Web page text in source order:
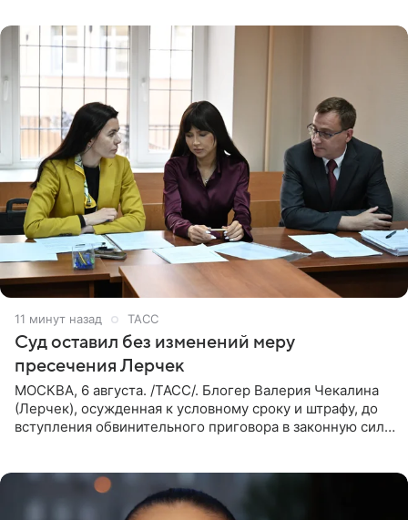
11 минут назад ТАСС
Суд оставил без изменений меру
пресечения Лерчек
МОСКВА, 6 августа. /ТАСС/. Блогер Валерия Чекалина
(Лерчек), осужденная к условному сроку и штрафу, до
вступления обвинительного приговора в законную силу